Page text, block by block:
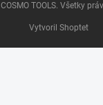
Vytvoril Shoptet
COSMO TOOLS. Všetky